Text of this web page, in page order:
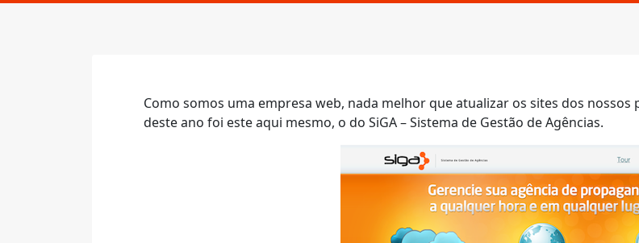
Como somos uma empresa web, nada melhor que atualizar os sites dos
deste ano foi este aqui mesmo, o do SiGA – Sistema de Gestão de Agências.